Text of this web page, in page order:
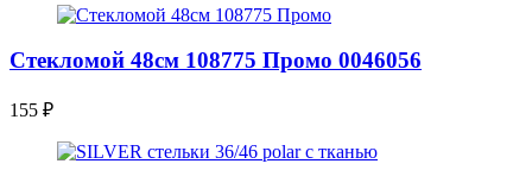
Стекломой 48см 108775 Промо 0046056
155 ₽